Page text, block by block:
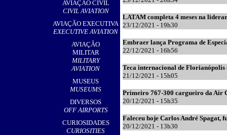
AVIAÇÃO CIVIL
CIVIL AVIATION
AVIAÇÃO EXECUTIVA
EXECUTIVE AVIATION
AVIAÇÃO
MILITAR
MILITARY
AVIATION
MUSEUS
MUSEUMS
DIVERSOS
OFF AIRPORTS
CURIOSIDADES
CURIOSITIES
LATAM completa 4 meses na
23/12/2021 - 19h30
Embraer lança Programa de
22/12/2021 - 16h56
Teca internacional de Florianópolis
21/12/2021 - 15h05
Primeiro 767-300 cargueiro da Air
20/12/2021 - 15h35
Faleceu hoje Carlos André Spagat,
20/12/2021 - 13h30